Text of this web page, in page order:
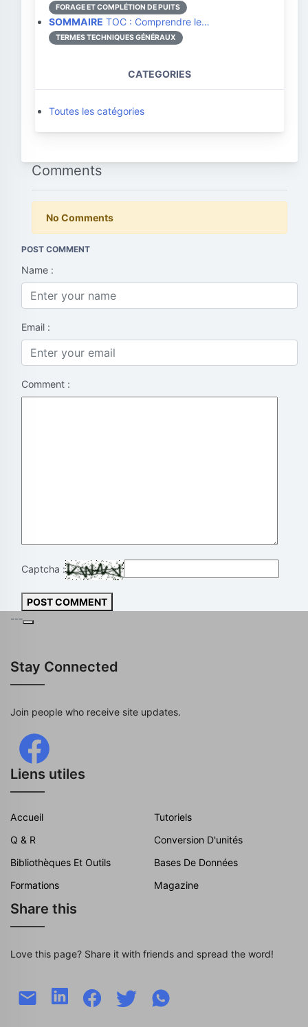
FORAGE ET COMPLÉTION DE PUITS
SOMMAIRE TOC : Comprendre le…
TERMES TECHNIQUES GÉNÉRAUX
CATEGORIES
Toutes les catégories
Comments
No Comments
POST COMMENT
Name :
Email :
Comment :
Captcha :
POST COMMENT
---
Stay Connected
Join people who receive site updates.
Liens utiles
Accueil
Tutoriels
Q & R
Conversion D'unités
Bibliothèques Et Outils
Bases De Données
Formations
Magazine
Share this
Love this page? Share it with friends and spread the word!